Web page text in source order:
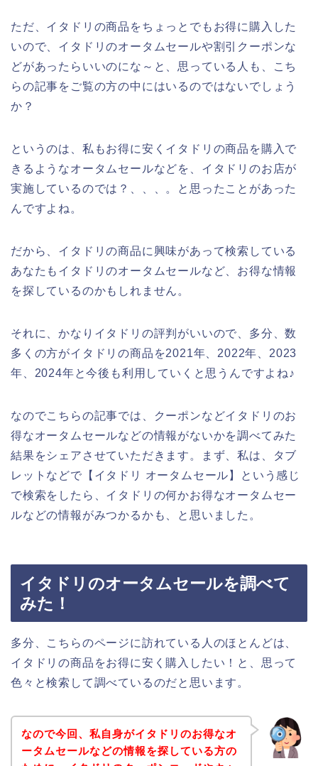
ただ、イタドリの商品をちょっとでもお得に購入した
いので、イタドリのオータムセールや割引クーポンな
どがあったらいいのにな～と、思っている人も、こち
らの記事をご覧の方の中にはいるのではないでしょう
か？
というのは、私もお得に安くイタドリの商品を購入で
きるようなオータムセールなどを、イタドリのお店が
実施しているのでは？、、、。と思ったことがあった
んですよね。
だから、イタドリの商品に興味があって検索している
あなたもイタドリのオータムセールなど、お得な情報
を探しているのかもしれません。
それに、かなりイタドリの評判がいいので、多分、数
多くの方がイタドリの商品を2021年、2022年、2023
年、2024年と今後も利用していくと思うんですよね♪
なのでこちらの記事では、クーポンなどイタドリのお
得なオータムセールなどの情報がないかを調べてみた
結果をシェアさせていただきます。まず、私は、タブ
レットなどで【イタドリ オータムセール】という感じ
で検索をしたら、イタドリの何かお得なオータムセー
ルなどの情報がみつかるかも、と思いました。
イタドリのオータムセールを調べて
みた！
多分、こちらのページに訪れている人のほとんどは、
イタドリの商品をお得に安く購入したい！と、思って
色々と検索して調べているのだと思います。
なので今回、私自身がイタドリのお得なオ
ータムセールなどの情報を探している方の